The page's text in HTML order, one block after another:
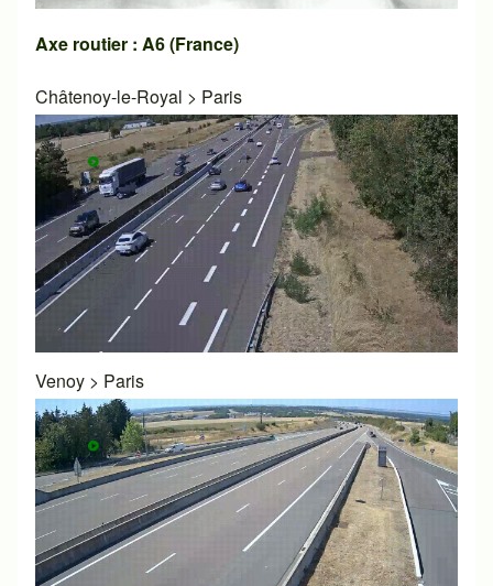
Axe routier : A6 (France)
Châtenoy-le-Royal > Paris
Venoy > Paris